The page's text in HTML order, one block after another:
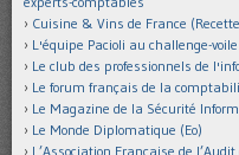
Cuisine & Vins de France
L'équipe Pacioli au challenge-
Le club des professionnels de
Le forum français de la
Le Magazine de la Sécurité
Le Monde Diplomatique (Eo)
L’Association Française de